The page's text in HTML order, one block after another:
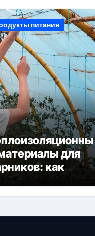
питания
для
как
тепло и
богатый